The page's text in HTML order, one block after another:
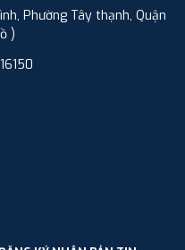
Phường Tây thạnh, Quận
)